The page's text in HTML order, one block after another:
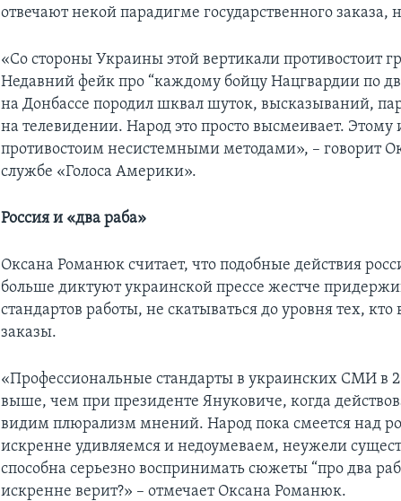
отвечают некой парадигме государственного заказа,
«Со стороны Украины этой вертикали противостоит
Недавний фейк про “каждому бойцу Нацгвардии по
на Донбассе породил шквал шуток, высказываний,
на телевидении. Народ это просто высмеивает.
противостоим несистемными методами», – говорит
службе «Голоса Америки».
Россия и «два раба»
Оксана Романюк считает, что подобные действия
больше диктуют украинской прессе жестче
стандартов работы, не скатываться до уровня тех,
заказы.
«Профессиональные стандарты в украинских СМИ в
выше, чем при президенте Януковиче, когда
видим плюрализм мнений. Народ пока смеется над
искренне удивляемся и недоумеваем, неужели
способна серьезно воспринимать сюжеты “про два
искренне верит?» – отмечает Оксана Романюк.